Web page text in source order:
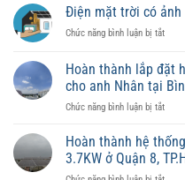
năng
mặt
có
lưu
chọn
công
suất
NLMT
phù
hợp
từng
tích
Điện mặt trời có
Chức năng bình luận bị tắtở
mặt
trời
có
ảnh
đến
giá
trị
Hoàn thành lắp đặt
cho anh Nhân tại
Chức năng bình luận bị tắtở
thành
lắp
đặt
Hoàn thành hệ
3.7KW ở Quận 8,